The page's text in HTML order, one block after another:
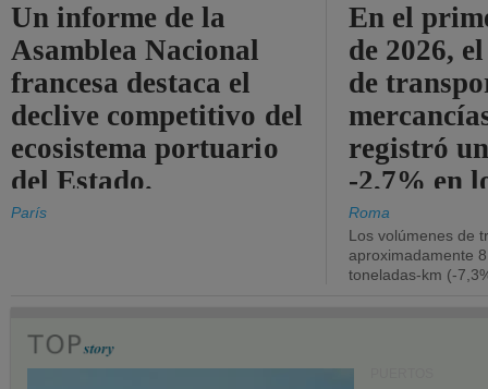
Un informe de la
Asamblea Nacional
francesa destaca el
declive competitivo del
ecosistema portuario
del Estado.
París
En el
de 2026,
de
registró
-2,7% en
Roma
Los volúmenes de
aproximadamente
toneladas-km (-